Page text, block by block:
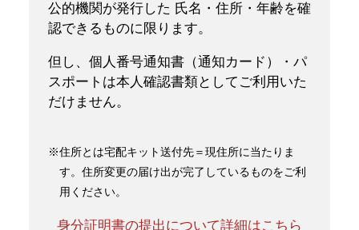
公的機関が発行した 氏名・住所・年齢を確
認できるものに限ります。
但し、個人番号通知書（通知カード）・パ
スポートは本人確認書類としてご利用いた
だけません。
※住所とは宅配キット送付先＝現住所に当たりま
す。住所変更の届け出が完了しているものをご利
用ください。
身分証明書の提出について詳細はこちら